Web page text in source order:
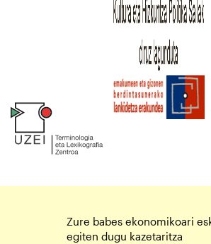
Zure babes ekonomikoari
egiten dugu kazetaritza